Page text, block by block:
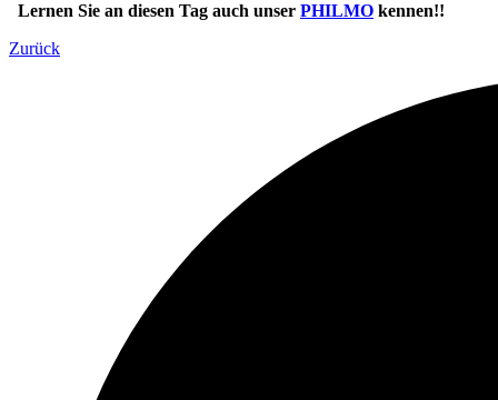
Lernen Sie an diesen Tag auch unser PHILMO kennen!!
Zurück